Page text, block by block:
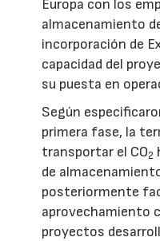
Europa con los
almacenamiento
incorporación de
capacidad del
su puesta en
Según
primera fase, la
transportar el CO2
de
posteriormente
aprovechamiento
proyectos